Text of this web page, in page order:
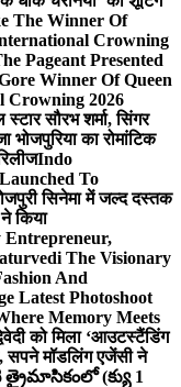
The Winner Of
Crowning
Pageant Presented
Winner Of Queen
Crowning 2026
स्टार सौरभ शर्मा, सिंगर
भोजपुरिया का रोमांटिक
Indo
To
सिनेमा में जल्द दस्तक
किया
Entrepreneur,
The Visionary
And
Latest Photoshoot
Memory Meets
को मिला ‘आउटस्टैंडिंग
सपने मॉडलिंग एजेंसी ने
త్రైమాసికంలో (క్యు 1